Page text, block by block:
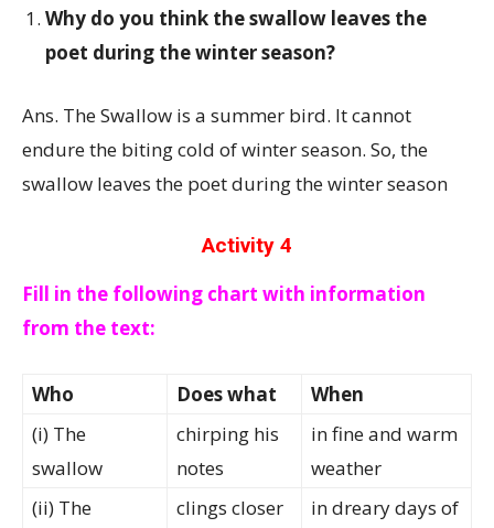
Why do you think the swallow leaves the
poet during the winter season?
Ans. The Swallow is a summer bird. It cannot
endure the biting cold of winter season. So, the
swallow leaves the poet during the winter season
Activity 4
Fill in the following chart with information
from the text:
Who Does what
When
(i) The
swallow
chirping his
notes
in fine and warm
weather
(ii) The
clings closer
in dreary days of